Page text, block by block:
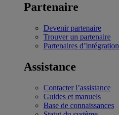
Partenaire
Devenir partenaire
Trouver un partenaire
Partenaires d’intégration
Assistance
Contacter l’assistance
Guides et manuels
Base de connaissances